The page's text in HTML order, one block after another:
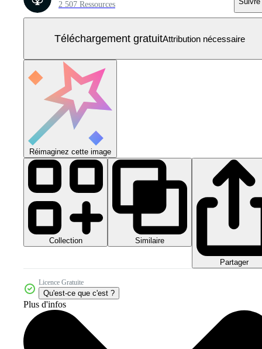
2 507 Ressources
Téléchargement gratuitAttribution nécessaire
Réimaginez cette image
Collection Similaire
Partager
Licence Gratuite
Qu'est-ce que c'est ?
Plus d'infos